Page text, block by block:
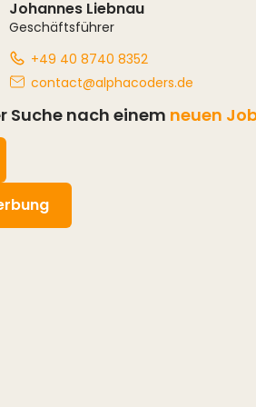
Johannes Liebnau
Geschäftsführer
+49 40 8740 8352
contact@alphacoders.de
Suche nach einem neuen